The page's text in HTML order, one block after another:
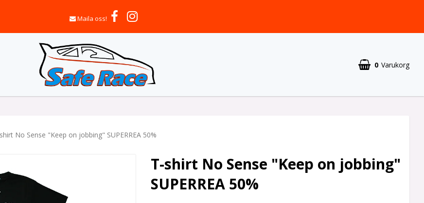
Maila oss!
0 Varukorg
No Sense "Keep on jobbing" SUPERREA 50%
T-shirt No Sense "Keep on jobbing"
SUPERREA 50%